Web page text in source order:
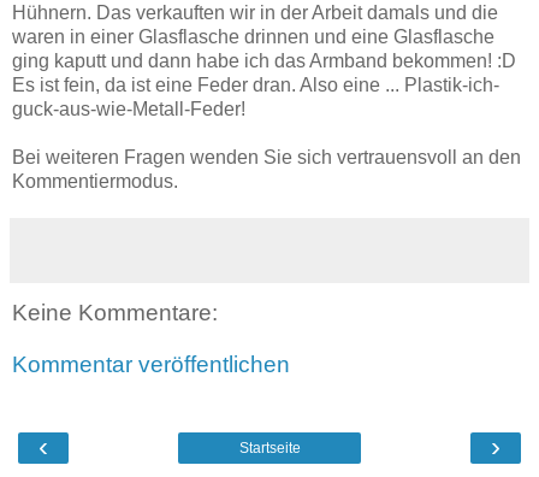
Hühnern. Das verkauften wir in der Arbeit damals und die
waren in einer Glasflasche drinnen und eine Glasflasche
ging kaputt und dann habe ich das Armband bekommen! :D
Es ist fein, da ist eine Feder dran. Also eine ... Plastik-ich-
guck-aus-wie-Metall-Feder!
Bei weiteren Fragen wenden Sie sich vertrauensvoll an den
Kommentiermodus.
Keine Kommentare:
Kommentar veröffentlichen
‹ ›
Startseite